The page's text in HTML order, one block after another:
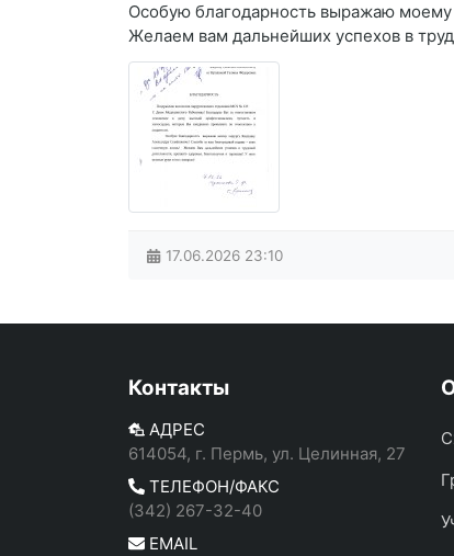
Особую благодарность выражаю
Желаем вам дальнейших успехов в
17.06.2026 23:10
Контакты
АДРЕС
614054, г. Пермь, ул. Целинная, 27
ТЕЛЕФОН/ФАКС
(342) 267-32-40
EMAIL